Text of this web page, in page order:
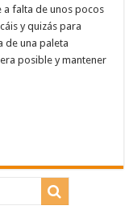
a falta de unos pocos
y quizás para
de una paleta
posible y mantener